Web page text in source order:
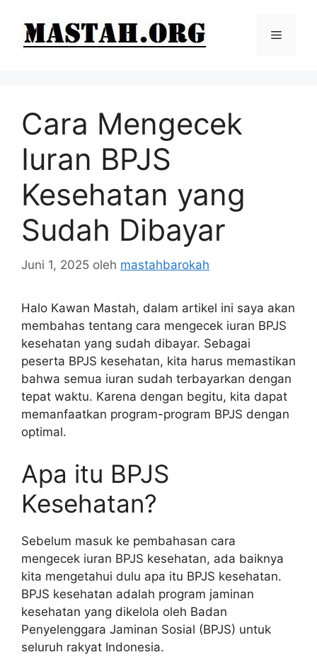
Menu
Cara Mengecek
Iuran BPJS
Kesehatan yang
Sudah Dibayar
Juni 1, 2025 oleh mastahbarokah
Halo Kawan Mastah, dalam artikel ini saya akan
membahas tentang cara mengecek iuran BPJS
kesehatan yang sudah dibayar. Sebagai
peserta BPJS kesehatan, kita harus memastikan
bahwa semua iuran sudah terbayarkan dengan
tepat waktu. Karena dengan begitu, kita dapat
memanfaatkan program-program BPJS dengan
optimal.
Apa itu BPJS
Kesehatan?
Sebelum masuk ke pembahasan cara
mengecek iuran BPJS kesehatan, ada baiknya
kita mengetahui dulu apa itu BPJS kesehatan.
BPJS kesehatan adalah program jaminan
kesehatan yang dikelola oleh Badan
Penyelenggara Jaminan Sosial (BPJS) untuk
seluruh rakyat Indonesia.